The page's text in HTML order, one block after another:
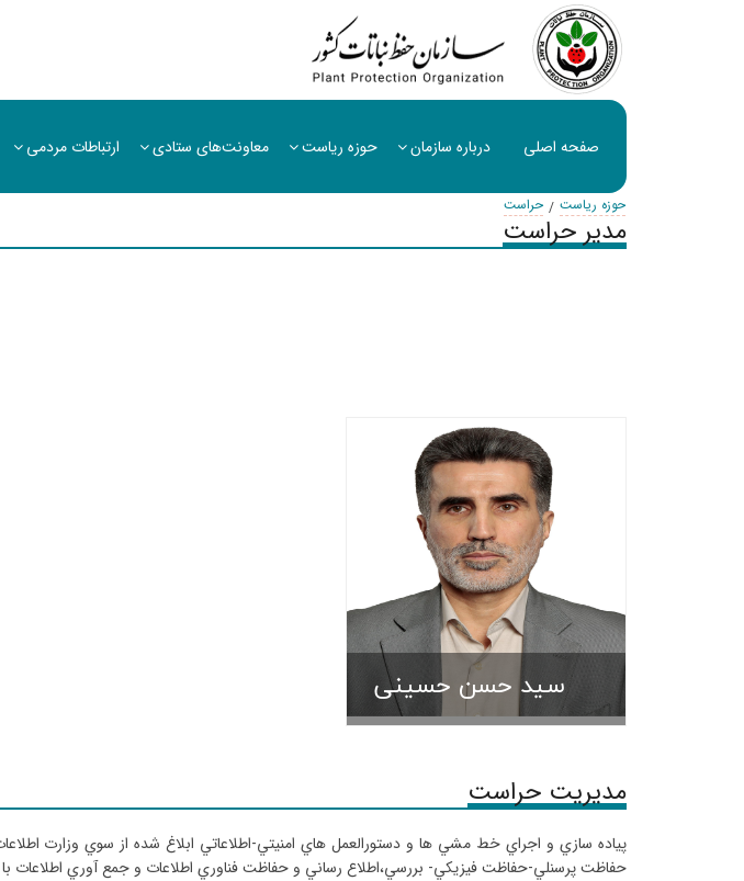
صفحه اصلی درباره سازمان حوزه ریاست معاونت‌های ستادی ارتباطات مردمی
حوزه ریاست حراست
مدیر حراست
سید حسن حسینی
مدیریت حراست
پياده سازي و اجراي خط مشي ها و دستورالعمل هاي امنيتي-اطلاعاتي ابلاغ شده از سوي وزارت
حفاظت پرسنلي-حفاظت فيزيكي- بررسي،اطلاع رساني و حفاظت فناوري اطلاعات و جمع آوري اطلاعات